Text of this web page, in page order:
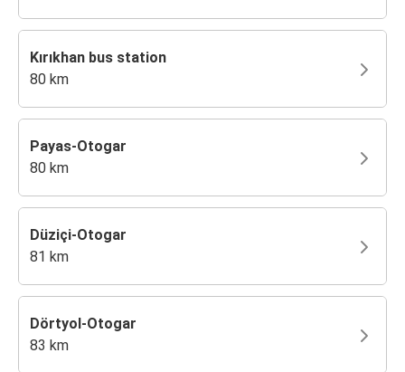
Kırıkhan bus station
80 km
Payas-Otogar
80 km
Düziçi-Otogar
81 km
Dörtyol-Otogar
83 km